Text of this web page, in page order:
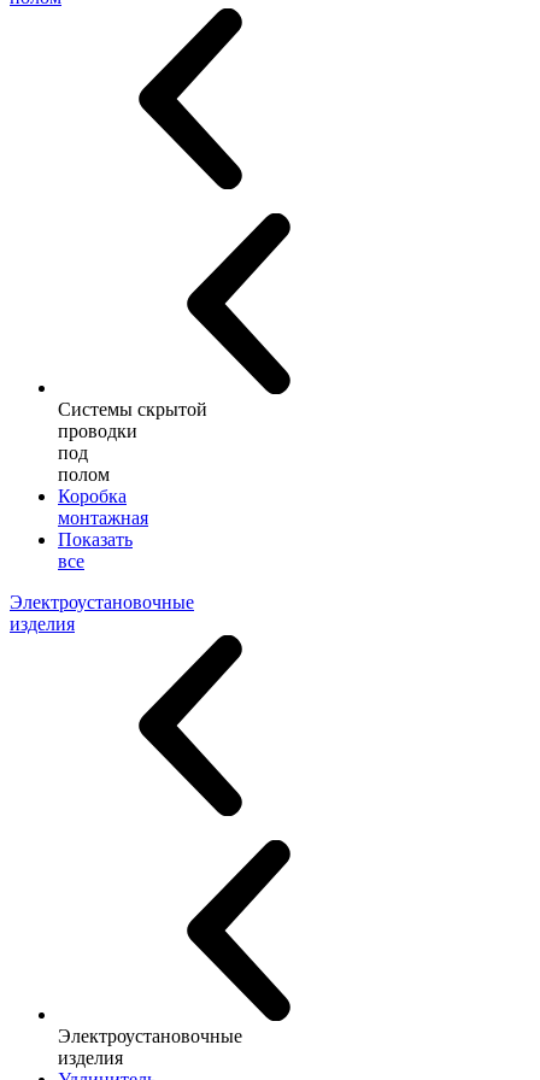
Системы скрытой
проводки
под
полом
Коробка
монтажная
Показать
все
Электроустановочные
изделия
Электроустановочные
изделия